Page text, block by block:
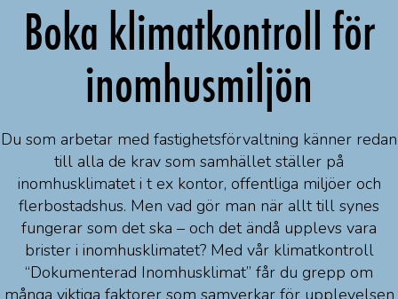
Boka klimatkontroll för
inomhusmiljön
Du som arbetar med fastighetsförvaltning känner redan
till alla de krav som samhället ställer på
inomhusklimatet i t ex kontor, offentliga miljöer och
flerbostadshus. Men vad gör man när allt till synes
fungerar som det ska – och det ändå upplevs vara
brister i inomhusklimatet? Med vår klimatkontroll
“Dokumenterad Inomhusklimat” får du grepp om